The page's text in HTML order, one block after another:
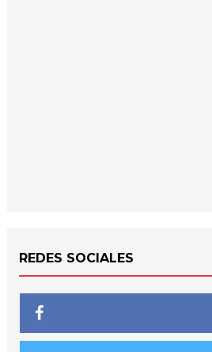
REDES SOCIALES